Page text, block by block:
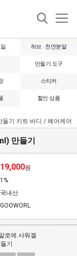
허브 · 천연분말
만들기 도구
스티커
할인 상품
들기 키트 바디 / 헤어케어
만들기
19,000원
1%
국내산
GOOWORL
로에 샤워겔
기